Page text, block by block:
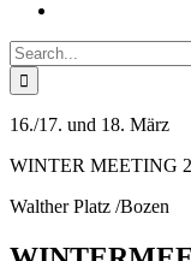
Search
for:
16./17. und 18. März
WINTER MEETING
Walther Platz /Bozen